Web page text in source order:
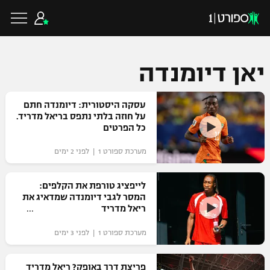
כדורגל ישראלי
ליגת העל
גביע הטוטו
ליגיונרים
גביע המדינה
כדורגל עולמי
ליגת האלופות
ליגה אירופית
ליגה אנגלית
כדורסל ישראלי
ליגת ווינר סל
ליגה לאומית
כדורסל עולמי
NBA
יאן דיומנדה
עסקה היסטורית: דיומנדה חתם
על חוזה בלתי נתפס בריאל מדריד.
כל הפרטים
מערכת ספורט 1 | לפני 2 ימים
לייפציג טורפת את הקלפים:
המסר לגבי דיומנדה שמדאיג את
ריאל מדריד
מערכת ספורט 1 | לפני 3 ימים
פריצת דרך באופק? ריאל מדריד